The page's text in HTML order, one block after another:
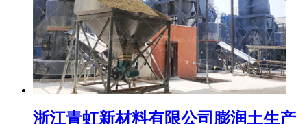
浙江青虹新材料有限公司膨润土生产